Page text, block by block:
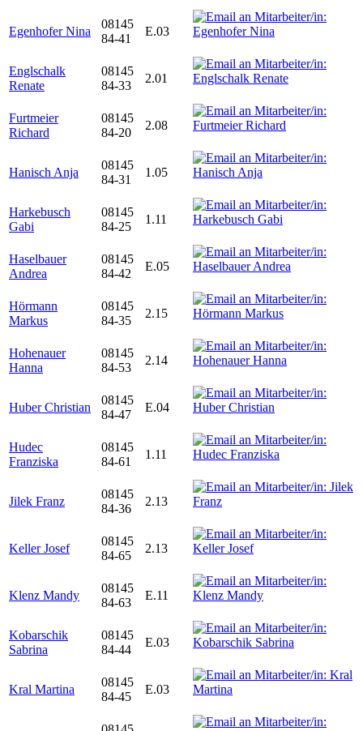
Egenhofer Nina
08145
84-41
E.03
Englschalk
Renate
08145
84-33
2.01
Furtmeier
Richard
08145
84-20
2.08
Hanisch Anja
08145
84-31
1.05
Harkebusch
Gabi
08145
84-25
1.11
Haselbauer
Andrea
08145
84-42
E.05
Hörmann
Markus
08145
84-35
2.15
Hohenauer
Hanna
08145
84-53
2.14
Huber Christian
08145
84-47
E.04
Hudec
Franziska
08145
84-61
1.11
Jilek Franz
08145
84-36
2.13
Keller Josef
08145
84-65
2.13
Klenz Mandy
08145
84-63
E.11
Kobarschik
Sabrina
08145
84-44
E.03
Kral Martina
08145
84-45
E.03